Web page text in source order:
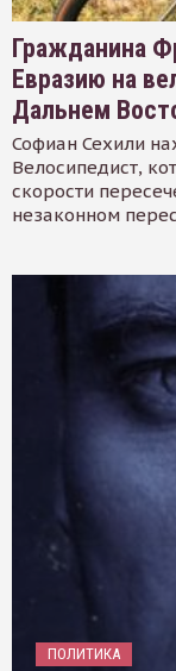
Гражданина
Евразию на
Дальнем
Софиан Сехили
Велосипедист,
скорости
незаконном
ПОЛИТИКА